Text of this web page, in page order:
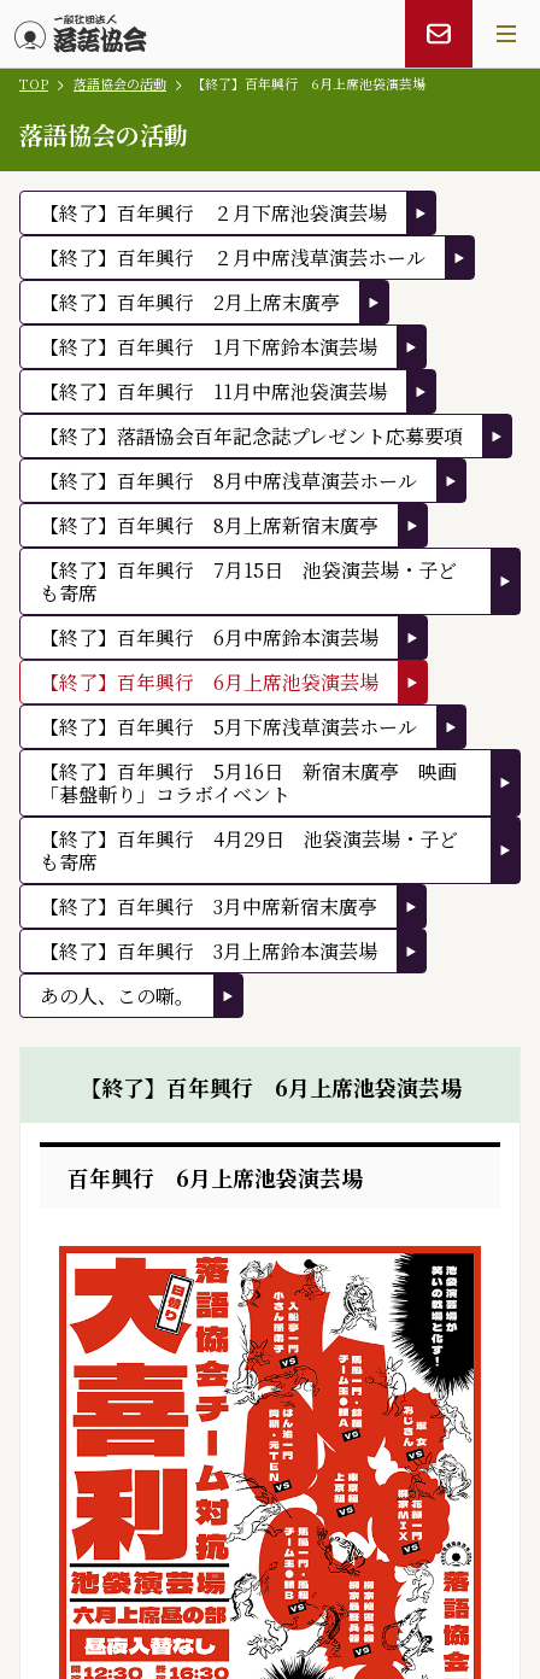
TOP 落語協会の活動 【終了】百年興行 6月上席池袋演芸場
落語協会の活動
【終了】百年興行 ２月下席池袋演芸場
【終了】百年興行 ２月中席浅草演芸ホール
【終了】百年興行 2月上席末廣亭
【終了】百年興行 1月下席鈴本演芸場
【終了】百年興行 11月中席池袋演芸場
【終了】落語協会百年記念誌プレゼント応募要項
【終了】百年興行 8月中席浅草演芸ホール
【終了】百年興行 8月上席新宿末廣亭
【終了】百年興行 7月15日 池袋演芸場・子ど
も寄席
【終了】百年興行 6月中席鈴本演芸場
【終了】百年興行 6月上席池袋演芸場
【終了】百年興行 5月下席浅草演芸ホール
【終了】百年興行 5月16日 新宿末廣亭 映画
「碁盤斬り」コラボイベント
【終了】百年興行 4月29日 池袋演芸場・子ど
も寄席
【終了】百年興行 3月中席新宿末廣亭
【終了】百年興行 3月上席鈴本演芸場
あの人、この噺。
【終了】百年興行 6月上席池袋演芸場
百年興行 6月上席池袋演芸場